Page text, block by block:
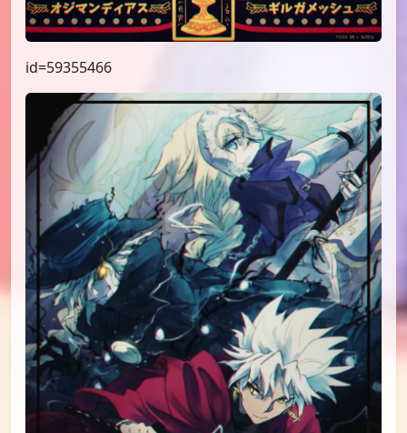
id=59355466